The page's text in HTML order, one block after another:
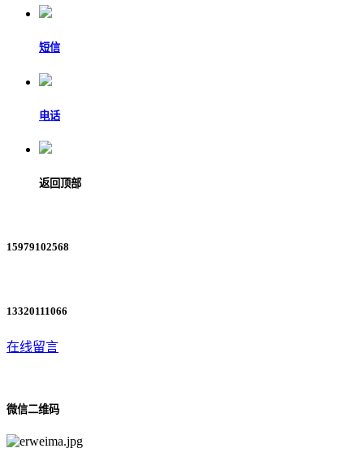
短信
电话
返回顶部
15979102568
13320111066
在线留言
微信二维码